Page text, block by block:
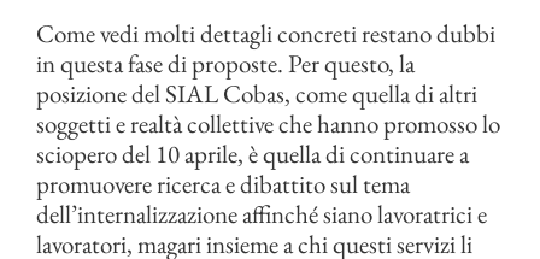
Come vedi molti dettagli concreti restano dubbi
in questa fase di proposte. Per questo, la
posizione del SIAL Cobas, come quella di altri
soggetti e realtà collettive che hanno promosso lo
sciopero del 10 aprile, è quella di continuare a
promuovere ricerca e dibattito sul tema
dell’internalizzazione affinché siano lavoratrici e
lavoratori, magari insieme a chi questi servizi li